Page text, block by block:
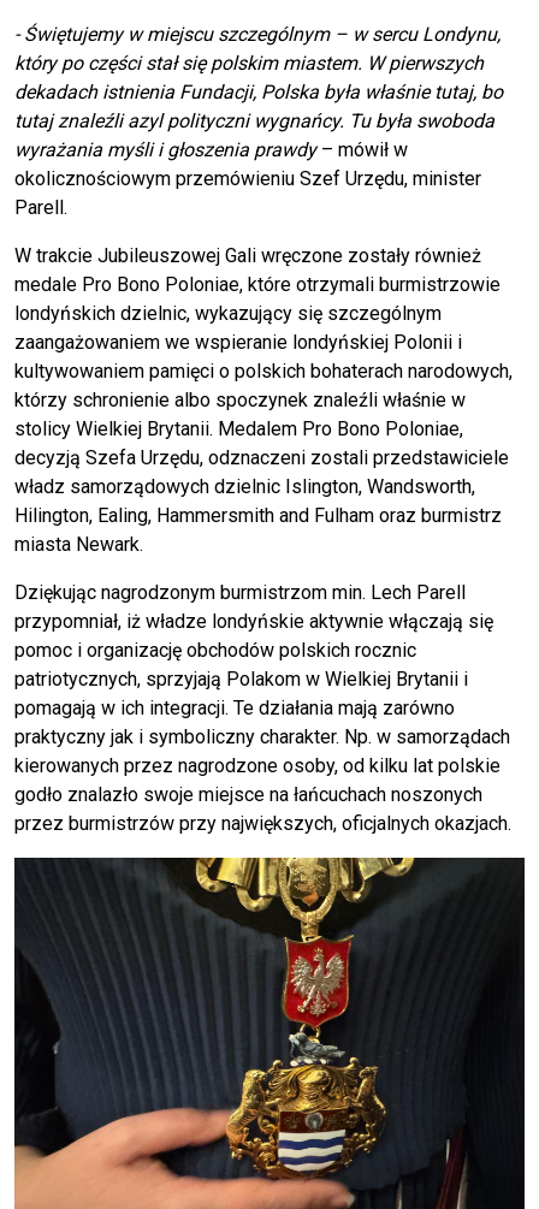
- Świętujemy w miejscu szczególnym – w sercu Londynu,
który po części stał się polskim miastem. W pierwszych
dekadach istnienia Fundacji, Polska była właśnie tutaj, bo
tutaj znaleźli azyl polityczni wygnańcy. Tu była swoboda
wyrażania myśli i głoszenia prawdy– mówił w
okolicznościowym przemówieniu Szef Urzędu, minister
Parell.
W trakcie Jubileuszowej Gali wręczone zostały również
medale Pro Bono Poloniae, które otrzymali burmistrzowie
londyńskich dzielnic, wykazujący się szczególnym
zaangażowaniem we wspieranie londyńskiej Polonii i
kultywowaniem pamięci o polskich bohaterach narodowych,
którzy schronienie albo spoczynek znaleźli właśnie w
stolicy Wielkiej Brytanii. Medalem Pro Bono Poloniae,
decyzją Szefa Urzędu, odznaczeni zostali przedstawiciele
władz samorządowych dzielnic Islington, Wandsworth,
Hilington, Ealing, Hammersmith and Fulham oraz burmistrz
miasta Newark.
Dziękując nagrodzonym burmistrzom min. Lech Parell
przypomniał, iż władze londyńskie aktywnie włączają się
pomoc i organizację obchodów polskich rocznic
patriotycznych, sprzyjają Polakom w Wielkiej Brytanii i
pomagają w ich integracji. Te działania mają zarówno
praktyczny jak i symboliczny charakter. Np. w samorządach
kierowanych przez nagrodzone osoby, od kilku lat polskie
godło znalazło swoje miejsce na łańcuchach noszonych
przez burmistrzów przy największych, oficjalnych okazjach.